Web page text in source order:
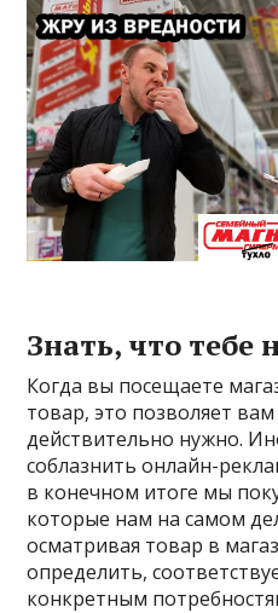
Знать, что тебе
Когда вы посещаете
товар, это позволяет
действительно нужно.
соблазнить онлайн-
в конечном итоге мы
которые нам на самом
осматривая товар в
определить,
конкретным